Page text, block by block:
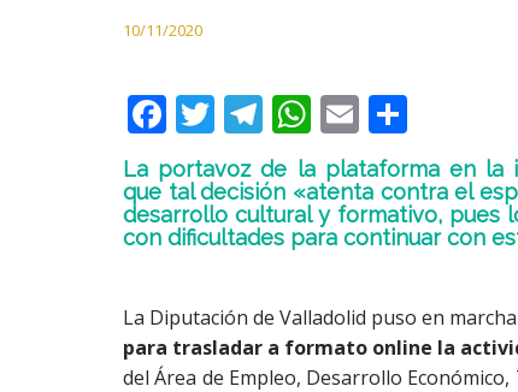
10/11/2020
F
ac
e
b
o
k
T
w
itt
er
T
el
e
gr
m
W
h
at
s
p
p
E
m
ai
l
o
m
p
ti
r
La portavoz de la plataforma en la
que tal decisión «atenta contra el
desarrollo cultural y formativo, pues
con dificultades para continuar con
La Diputación de Valladolid puso en
para trasladar a formato online la
del Área de Empleo, Desarrollo